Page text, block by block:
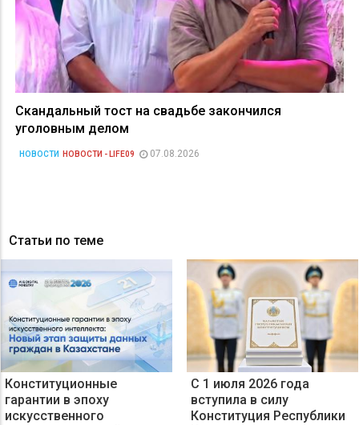
Скандальный тост на свадьбе закончился
уголовным делом
НОВОСТИ НОВОСТИ - LIFE09 07.08.2026
Статьи по теме
Конституционные
гарантии в эпоху
искусственного
С 1 июля 2026 года
вступила в силу
Конституция Республики